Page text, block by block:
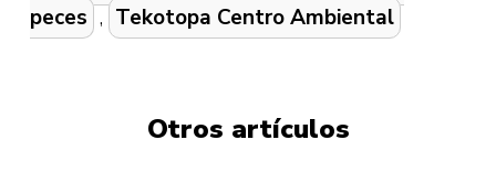
peces , Tekotopa Centro Ambiental
Otros artículos